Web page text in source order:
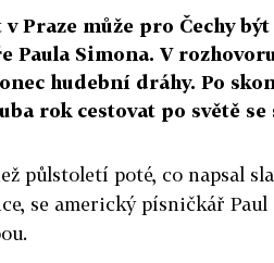
Praze může pro Čechy
Paula Simona. V
hudební dráhy. Po
rok cestovat po světě
půlstoletí poté, co napsal
se americký písničkář